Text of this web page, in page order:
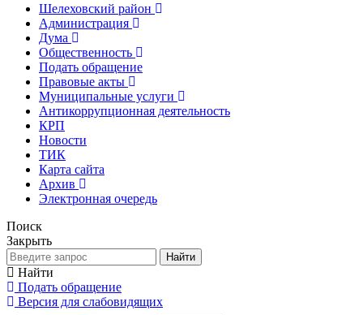
Шелеховский район
Администрация
Дума
Общественность
Подать обращение
Правовые акты
Муниципальные услуги
Антикоррупционная деятельность
КРП
Новости
ТИК
Карта сайта
Архив
Электронная очередь
Поиск
Закрыть
Найти
Найти
Подать обращение
Версия для слабовидящих